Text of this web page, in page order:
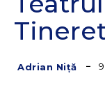
Adrian Niță